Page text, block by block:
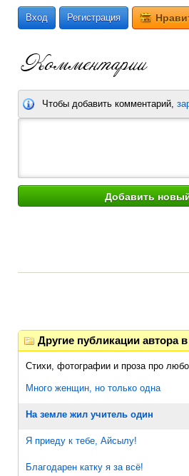
Вход Регистрация
Чтобы добавить комментарий,
Другие публикации автора
Стихи, фотографии и проза про
Много женщин, но только одна
На земле жил учитель один
Я приеду к тебе, Айсылу!
Благодарен катку я за всё!